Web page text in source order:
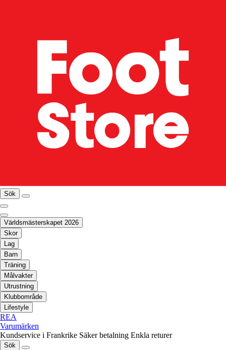
Sök
Världsmästerskapet 2026
Skor
Lag
Barn
Träning
Målvakter
Utrustning
Klubbområde
Lifestyle
REA
Varumärken
Kundservice i Frankrike Säker betalning Enkla returer
Sök